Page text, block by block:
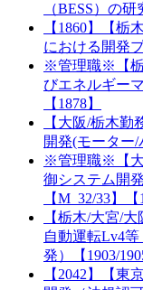
（BESS）の研
【1860】【栃
における開発
※管理職※【栃
びエネルギー
【1878】
【大阪/栃木
開発(モーター/
※管理職※【大
御システム開
【M_32/33】【
【栃木/大宮/
自動運転Lv4
発）【1903/
【2042】【東